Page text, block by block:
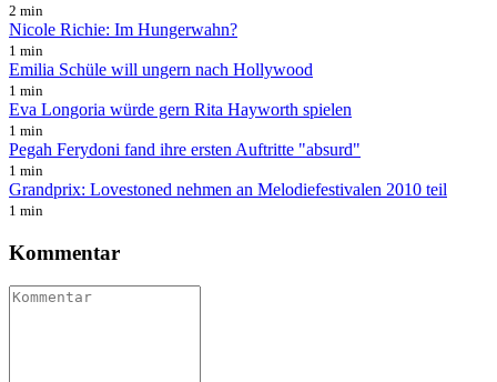
2 min
Nicole Richie: Im Hungerwahn?
1 min
Emilia Schüle will ungern nach Hollywood
1 min
Eva Longoria würde gern Rita Hayworth spielen
1 min
Pegah Ferydoni fand ihre ersten Auftritte "absurd"
1 min
Grandprix: Lovestoned nehmen an Melodiefestivalen 2010 teil
1 min
Kommentar